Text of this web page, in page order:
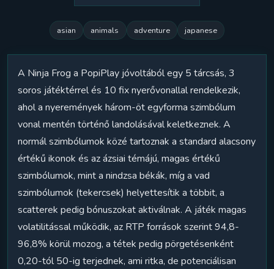
asian animals adventure japanese
A Ninja Frog a PopiPlay jóvoltából egy 5 tárcsás, 3
soros játéktérrel és 10 fix nyerővonallal rendelkezik,
ahol a nyeremények három-öt egyforma szimbólum
vonal mentén történő landolásával keletkeznek. A
normál szimbólumok közé tartoznak a standard alacsony
értékű ikonok és az ázsiai témájú, magas értékű
szimbólumok, mint a nindzsa békák, míg a vad
szimbólumok (tekercsek) helyettesítik a többit, a
scatterek pedig bónuszokat aktiválnak. A játék magas
volatilitással működik, az RTP források szerint 94,8-
96,8% körül mozog, a tétek pedig pörgetésenként
0,20-tól 50-ig terjednek, ami ritka, de potenciálisan